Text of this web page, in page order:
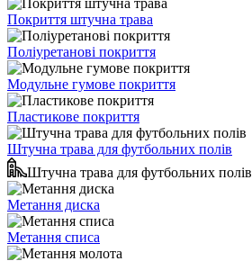
Покриття штучна трава
Поліуретанові покриття
Модульне гумове покриття
Пластикове покриття
Штучна трава для футбольних полів
Штучна трава для футбольних полів
Метання диска
Метання списа